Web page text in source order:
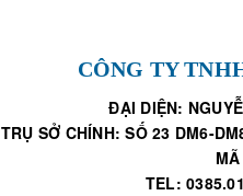
CÔNG TY
ĐẠI DIỆN:
TRỤ SỞ CHÍNH: SỐ 23 DM6-
TEL: